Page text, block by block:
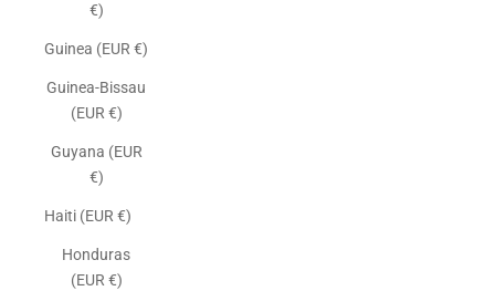
€)
Guinea (EUR €)
Guinea-Bissau
(EUR €)
Guyana (EUR
€)
Haiti (EUR €)
Honduras
(EUR €)